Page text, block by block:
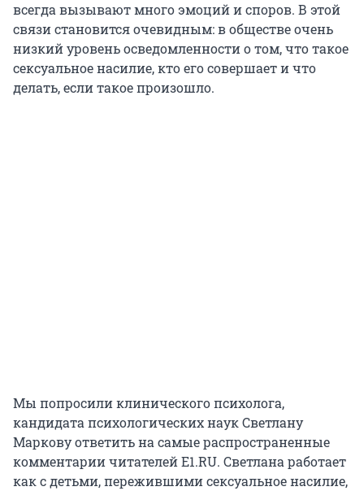
всегда вызывают много эмоций и споров. В этой
связи становится очевидным: в обществе очень
низкий уровень осведомленности о том, что такое
сексуальное насилие, кто его совершает и что
делать, если такое произошло.
Мы попросили клинического психолога,
кандидата психологических наук Светлану
Маркову ответить на самые распространенные
комментарии читателей Е1.RU. Светлана работает
как с детьми, пережившими сексуальное насилие,